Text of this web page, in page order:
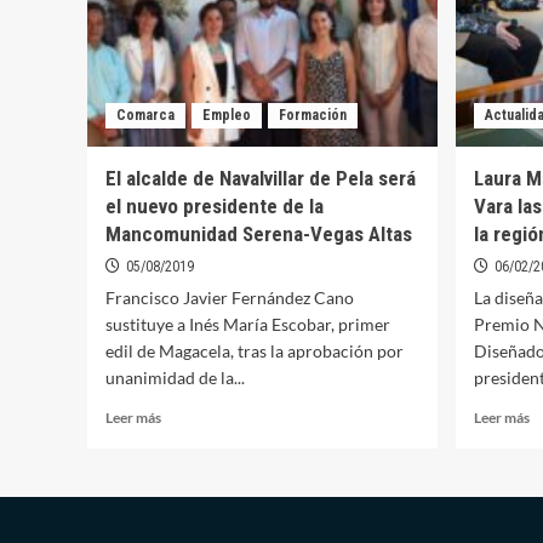
Comarca Empleo Formación
El alcalde de Navalvillar de Pela será
el nuevo presidente de la
Mancomunidad Serena-Vegas Altas
05/08/2019
Francisco Javier Fernández Cano
sustituye a Inés María Escobar, primer
edil de Magacela, tras la aprobación por
unanimidad de la...
Leer másLeer
Laura
Vara
la
06/02/
La
Premio
Leer más